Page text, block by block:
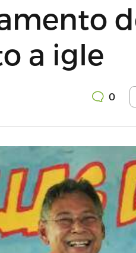
a igle
0